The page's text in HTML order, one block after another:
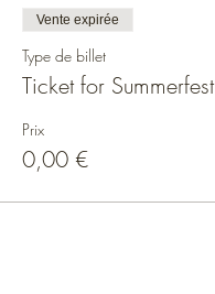
Vente expirée
Type de billet
Ticket for Summerfest
Prix
0,00 €